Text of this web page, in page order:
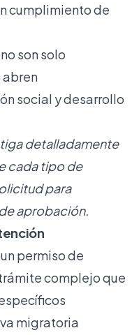
cumplimiento de
son solo
abren
social y desarrollo
detalladamente
cada tipo de
para
aprobación.
permiso de
complejo que
migratoria